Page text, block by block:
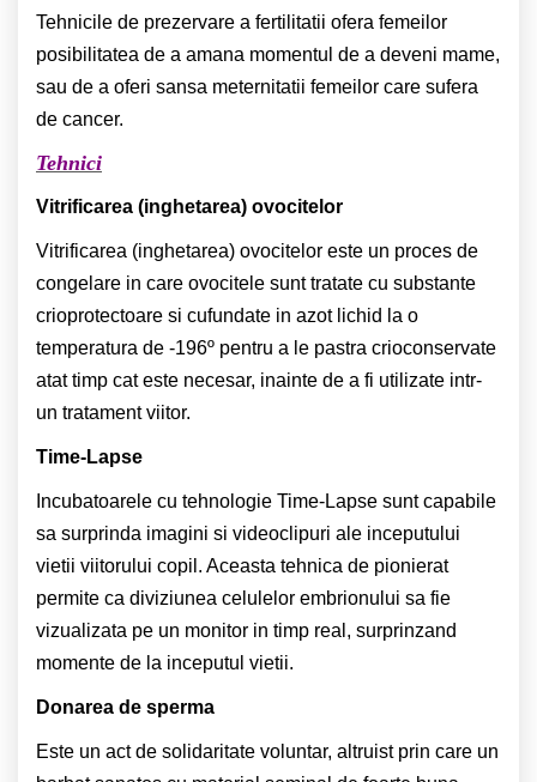
Tehnicile de prezervare a fertilitatii ofera femeilor
posibilitatea de a amana momentul de a deveni mame,
sau de a oferi sansa meternitatii femeilor care sufera
de cancer.
Tehnici
Vitrificarea (inghetarea) ovocitelor
Vitrificarea (inghetarea) ovocitelor este un proces de
congelare in care ovocitele sunt tratate cu substante
crioprotectoare si cufundate in azot lichid la o
temperatura de -196º pentru a le pastra crioconservate
atat timp cat este necesar, inainte de a fi utilizate intr-
un tratament viitor.
Time-Lapse
Incubatoarele cu tehnologie Time-Lapse sunt capabile
sa surprinda imagini si videoclipuri ale inceputului
vietii viitorului copil. Aceasta tehnica de pionierat
permite ca diviziunea celulelor embrionului sa fie
vizualizata pe un monitor in timp real, surprinzand
momente de la inceputul vietii.
Donarea de sperma
Este un act de solidaritate voluntar, altruist prin care un